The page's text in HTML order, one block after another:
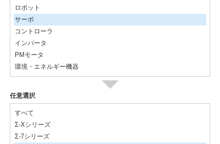
ロボット
サーボ
コントローラ
インバータ
PMモータ
環境・エネルギー機器
任意選択
すべて
Σ-Xシリーズ
Σ-7シリーズ